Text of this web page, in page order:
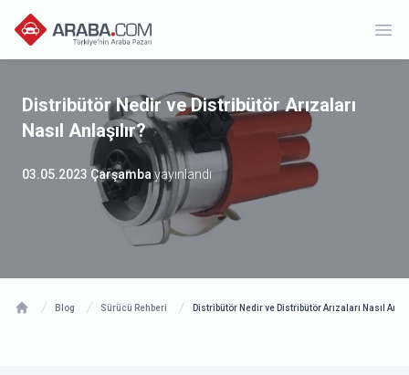
Distribütör Nedir ve Distribütör Arızaları
Nasıl Anlaşılır?
03.05.2023 Çarşamba yayınlandı
Blog Sürücü Rehberi Distribütör Nedir ve Distribütör Arızaları Nasıl